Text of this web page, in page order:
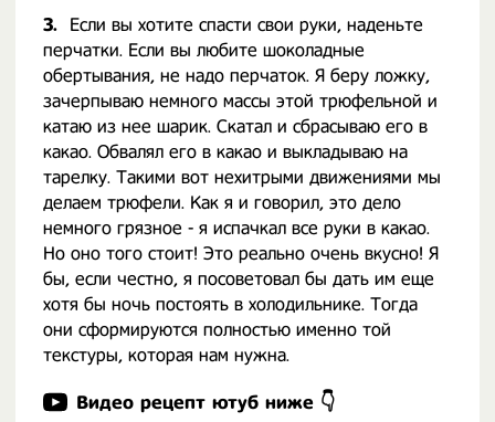
3.
Если вы хотите спасти свои руки, наденьте
перчатки. Если вы любите шоколадные
обертывания, не надо перчаток. Я беру ложку,
зачерпываю немного массы этой трюфельной и
катаю из нее шарик. Скатал и сбрасываю его в
какао. Обвалял его в какао и выкладываю на
тарелку. Такими вот нехитрыми движениями мы
делаем трюфели. Как я и говорил, это дело
немного грязное - я испачкал все руки в какао.
Но оно того стоит! Это реально очень вкусно! Я
бы, если честно, я посоветовал бы дать им еще
хотя бы ночь постоять в холодильнике. Тогда
они сформируются полностью именно той
текстуры, которая нам нужна.
Видео рецепт ютуб ниже 👇